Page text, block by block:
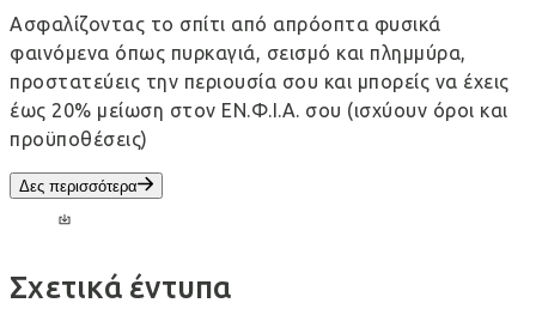
Ασφαλίζοντας το σπίτι από απρόοπτα φυσικά
φαινόμενα όπως πυρκαγιά, σεισμό και πλημμύρα,
προστατεύεις την περιουσία σου και μπορείς να έχεις
έως 20% μείωση στον ΕΝ.Φ.Ι.Α. σου (ισχύουν όροι και
προϋποθέσεις)
Δες περισσότερα
Σχετικά έντυπα